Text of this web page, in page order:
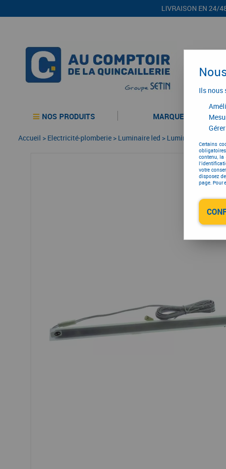
LIVRAISON EN 24/
NOS PRODUITS MARQUES
Accueil > Electricité-plomberie > Luminaire led > Luminaire led
Ils nous
Certains
contenu, la
votre
disposez
page. Pour